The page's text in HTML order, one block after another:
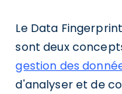
Le Data
sont deux
gestion des
d'analyser et de